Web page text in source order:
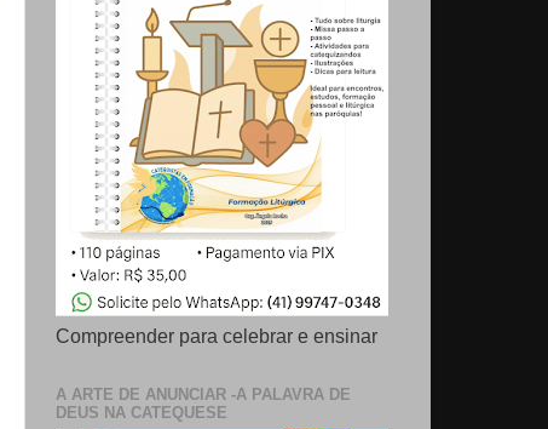
Compreender para celebrar e ensinar
A ARTE DE ANUNCIAR -A PALAVRA DE
DEUS NA CATEQUESE